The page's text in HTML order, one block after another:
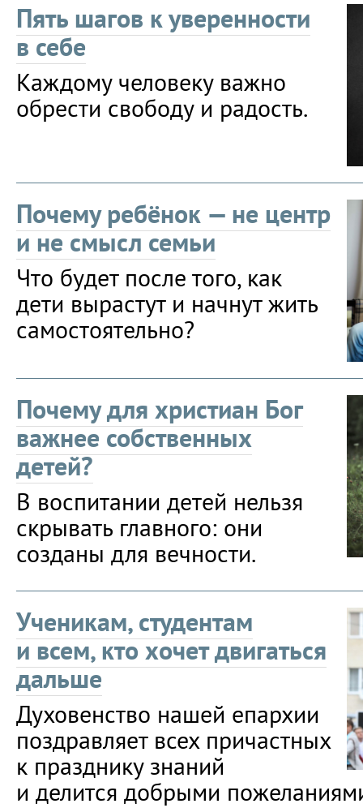
Пять шагов к уверенности
в себе
Каждому человеку важно
обрести свободу и радость.
Почему ребёнок — не центр
и не смысл семьи
Что будет после того, как
дети вырастут и начнут жить
самостоятельно?
Почему для христиан Бог
важнее собственных
детей?
В воспитании детей нельзя
скрывать главного: они
созданы для вечности.
Ученикам, студентам
и всем, кто хочет двигаться
дальше
Духовенство нашей епархии
поздравляет всех причастных
к празднику знаний
и делится добрыми